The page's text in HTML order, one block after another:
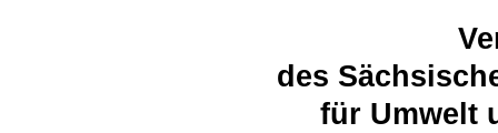
des
für Umwelt